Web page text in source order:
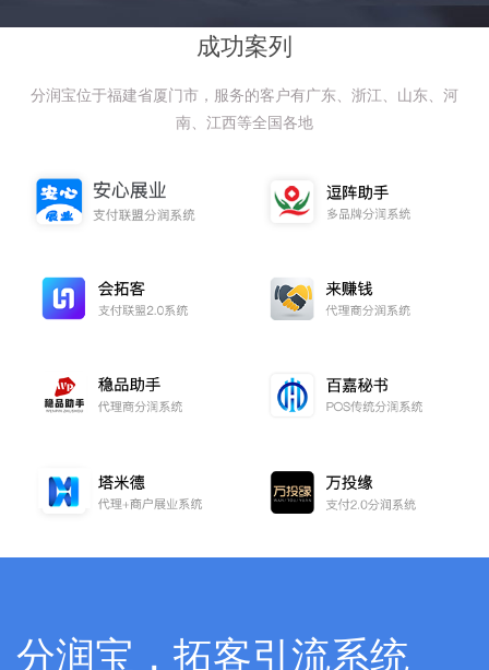
成功案列
分润宝位于福建省厦门市，服务的客户有广东、浙江、山东、河
南、江西等全国各地
分润宝，拓客引流系统